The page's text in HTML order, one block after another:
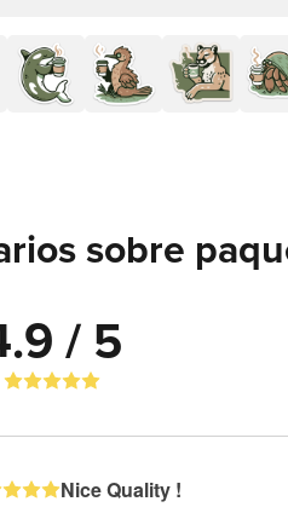
sobre
/ 5
Nice Quality !